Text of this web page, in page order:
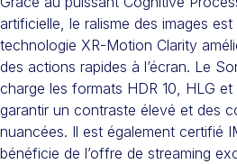
artificielle, le ralisme des images
technologie XR-Motion Clarity
des actions rapides à l’écran. Le
charge les formats HDR 10, HLG
garantir un contraste élevé et des
nuancées. Il est également certifié
bénéficie de l’offre de streaming